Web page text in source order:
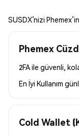
SUSDX’nizi
Phemex
2FA ile güvenli,
En İyi Kullanım
Cold Wallet